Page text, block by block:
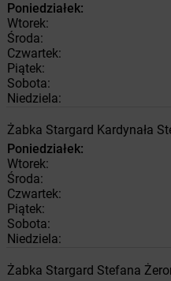
Poniedziałek:
Wtorek:
Środa:
Czwartek:
Piątek:
Sobota:
Niedziela:
Żabka Stargard Kardynała
Poniedziałek:
Wtorek:
Środa:
Czwartek:
Piątek:
Sobota:
Niedziela:
Żabka Stargard Stefana